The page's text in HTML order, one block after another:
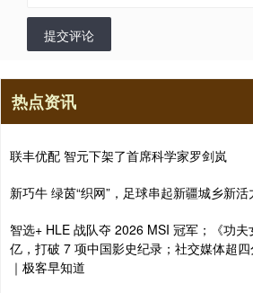
提交评论
热点资讯
联丰优配 智元下架了首席科学家罗剑岚
新巧牛 绿茵“织网”，足球串起新疆城乡新活
智选+ HLE 战队夺 2026 MSI 冠军；《功
亿，打破 7 项中国影史纪录；社交媒体超
｜极客早知道